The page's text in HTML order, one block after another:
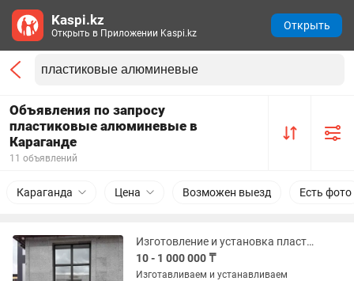
Объявления по запросу
пластиковые алюминевые в
Караганде
11 объявлений
Караганда Цена Возможен выезд Есть фото
Изготовление и установка пластиковых и алюминиевых окон и дверей, балконы
10 - 1 000 000 ₸
Изготавливаем и устанавливаем
Kaspi.kz
Открыть в Приложении Kaspi.kz
Открыть